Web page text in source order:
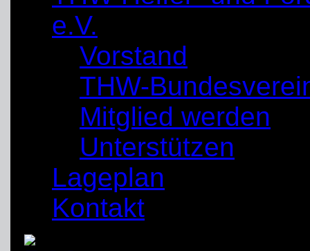
e.V.
Vorstand
THW-
Mitglied werden
Unterstützen
Lageplan
Kontakt